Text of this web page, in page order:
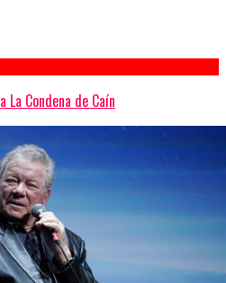
La Condena de Caín